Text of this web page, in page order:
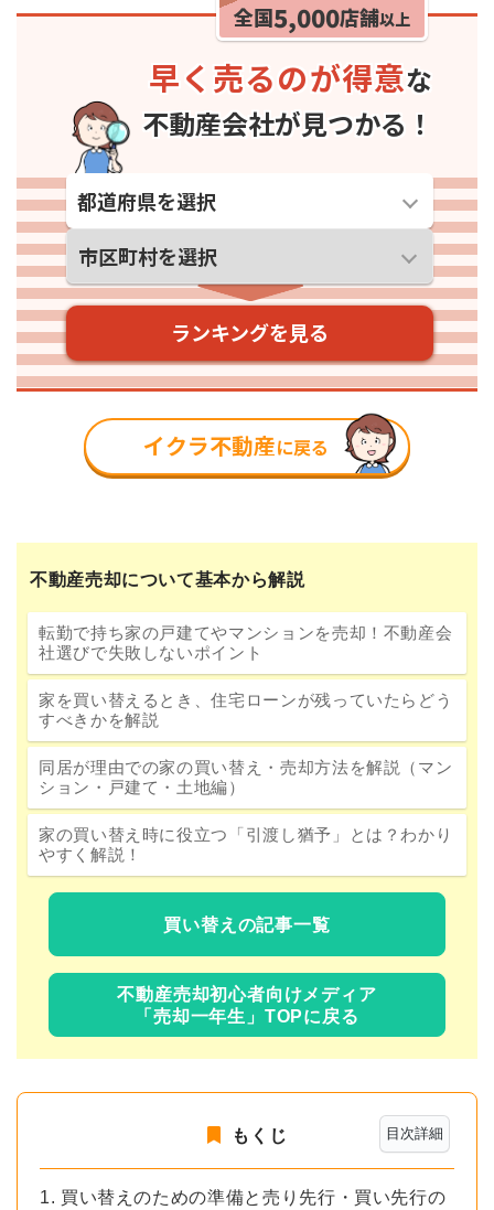
不動産売却について基本から解説
転勤で持ち家の戸建てやマンションを売却！不動産会
社選びで失敗しないポイント
家を買い替えるとき、住宅ローンが残っていたらどう
すべきかを解説
同居が理由での家の買い替え・売却方法を解説（マン
ション・戸建て・土地編）
家の買い替え時に役立つ「引渡し猶予」とは？わかり
やすく解説！
買い替えの記事一覧
不動産売却初心者向けメディア
「売却一年生」TOPに戻る
目次詳細
もくじ
1. 買い替えのための準備と売り先行・買い先行の